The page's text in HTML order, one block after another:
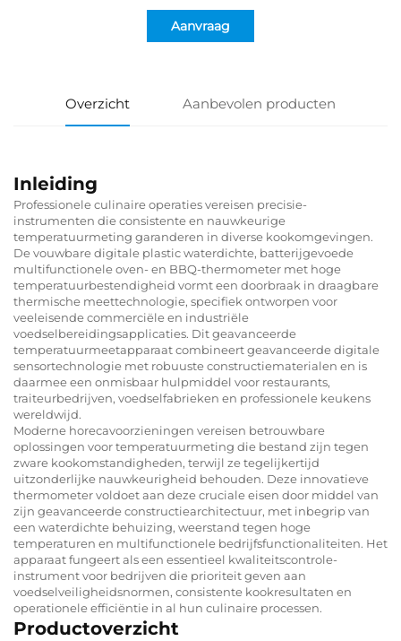
Aanvraag
Overzicht Aanbevolen producten
Inleiding
Professionele culinaire operaties vereisen precisie-
instrumenten die consistente en nauwkeurige
temperatuurmeting garanderen in diverse kookomgevingen.
De vouwbare digitale plastic waterdichte, batterijgevoede
multifunctionele oven- en BBQ-thermometer met hoge
temperatuurbestendigheid vormt een doorbraak in draagbare
thermische meettechnologie, specifiek ontworpen voor
veeleisende commerciële en industriële
voedselbereidingsapplicaties. Dit geavanceerde
temperatuurmeetapparaat combineert geavanceerde digitale
sensortechnologie met robuuste constructiematerialen en is
daarmee een onmisbaar hulpmiddel voor restaurants,
traiteurbedrijven, voedselfabrieken en professionele keukens
wereldwijd.
Moderne horecavoorzieningen vereisen betrouwbare
oplossingen voor temperatuurmeting die bestand zijn tegen
zware kookomstandigheden, terwijl ze tegelijkertijd
uitzonderlijke nauwkeurigheid behouden. Deze innovatieve
thermometer voldoet aan deze cruciale eisen door middel van
zijn geavanceerde constructiearchitectuur, met inbegrip van
een waterdichte behuizing, weerstand tegen hoge
temperaturen en multifunctionele bedrijfsfunctionaliteiten. Het
apparaat fungeert als een essentieel kwaliteitscontrole-
instrument voor bedrijven die prioriteit geven aan
voedselveiligheidsnormen, consistente kookresultaten en
operationele efficiëntie in al hun culinaire processen.
Productoverzicht